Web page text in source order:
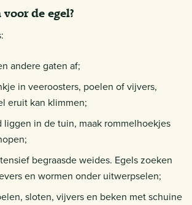
de egel?
andere gaten af;
in veeroosters, poelen of vijvers,
eruit kan klimmen;
liggen in de tuin, maak rommelhoekjes
begraasde weides. Egels zoeken
en wormen onder uitwerpselen;
sloten, vijvers en beken met schuine